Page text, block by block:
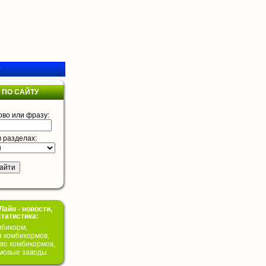
САЙТУ
или фразу:
разделах:
- новости,
комбикормов,
комбикормов,
заводы.